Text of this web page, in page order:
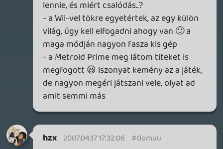
"drogsztar":P
Faja a podcast.Ha bele akarnek
okokodni,/es miert ne.:D/,akkor az Elite
nem limitalt kiadas,es hdmi jar hozza.;)
thomasina4 2007.04.17 05:51:28 #0omuq
Jó lett a podcast, de eggyel nem vagyok
megelégedve: a POP:WW-vel. Nem is olyan
rég, talán másfél éve 🙂 hogy megkaptam
életem elsö pop játékát, és egyből meg is
teccett. Azok a trükkök ellenségek
megoldások, történet huuuu 🙂 Amugy
amikor a végén mondta valaki hogy miért